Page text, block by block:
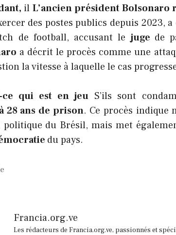
il L’ancien président Bolsonaro
des postes publics depuis 2023,
de football, accusant lejuge de
a décrit le procès comme une
la vitesse à laquelle le cas
ce qui est en jeuS’ils sont
28 ans de prison. Ce procès indique
politique du Brésil, mais met
du pays.
Francia.org.ve
Les rédacteurs de Francia.org.ve, passionnés et